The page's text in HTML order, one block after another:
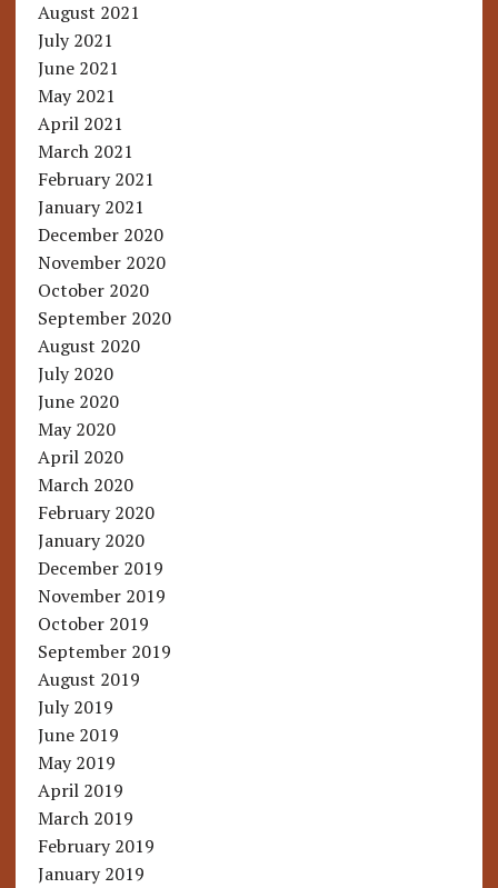
August 2021
July 2021
June 2021
May 2021
April 2021
March 2021
February 2021
January 2021
December 2020
November 2020
October 2020
September 2020
August 2020
July 2020
June 2020
May 2020
April 2020
March 2020
February 2020
January 2020
December 2019
November 2019
October 2019
September 2019
August 2019
July 2019
June 2019
May 2019
April 2019
March 2019
February 2019
January 2019